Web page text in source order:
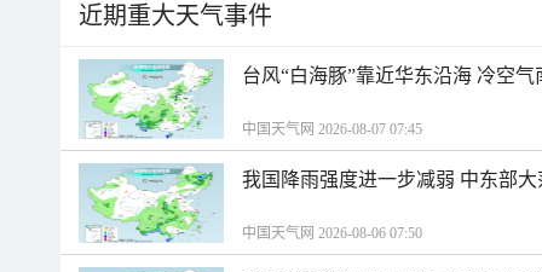
近期重大天气事件
台风“白海豚”靠近华东沿海 冷空
中国天气网 2026-08-07 07:45
我国降雨强度进一步减弱 中东部
中国天气网 2026-08-06 07:50